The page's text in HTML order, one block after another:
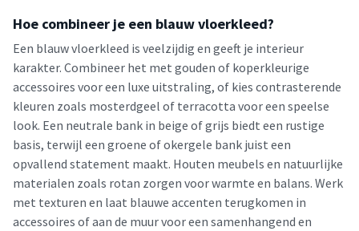
Hoe combineer je een blauw vloerkleed?
Een blauw vloerkleed is veelzijdig en geeft je interieur
karakter. Combineer het met gouden of koperkleurige
accessoires voor een luxe uitstraling, of kies contrasterende
kleuren zoals mosterdgeel of terracotta voor een speelse
look. Een neutrale bank in beige of grijs biedt een rustige
basis, terwijl een groene of okergele bank juist een
opvallend statement maakt. Houten meubels en natuurlijke
materialen zoals rotan zorgen voor warmte en balans. Werk
met texturen en laat blauwe accenten terugkomen in
accessoires of aan de muur voor een samenhangend en